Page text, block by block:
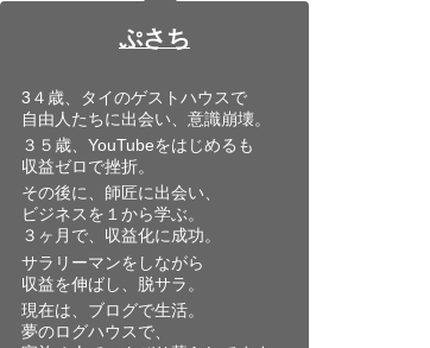
ぷさち
3４歳、タイのゲストハウスで
自由人たちに出会い、意識崩壊。
３５歳、YouTubeをはじめるも
収益ゼロで挫折。
その後に、師匠に出会い、
ビジネスを１から学ぶ。
３ヶ月で、収益化に成功。
サラリーマンをしながら
収益を伸ばし、脱サラ。
現在は、ブログで生活。
夢のログハウスで、